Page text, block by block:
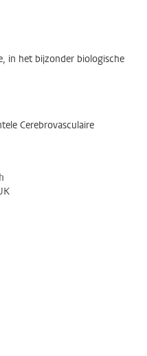
in het bijzonder biologische
Cerebrovasculaire